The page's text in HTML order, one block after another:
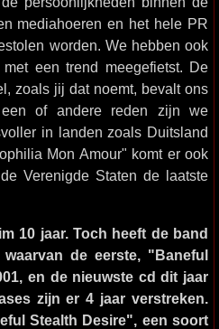
mediahoeren en het hele PR
worden. We hebben ook
een trend meegefietst. De
zoals jij dat noemt, bevalt ons
of andere reden zijn we
in landen zoals Duitsland
Mon Amour" komt er ook
Verenigde Staten de laatste
10 jaar. Toch heeft de band
de eerste, "Baneful
en de nieuwste cd dit jaar
zijn er 4 jaar verstreken.
Stealth Desire", een soort